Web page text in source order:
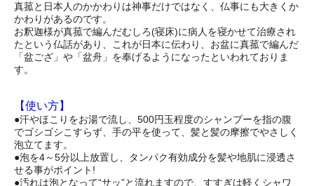
真菰と日本人のかかわりは神事だけではなく、仏事にも大きくか
かわりがあるのです。
お釈迦様が真菰で編んだむしろ(寝床)に病人を寝かせて治療され
たという仏話があり、これが日本に伝わり、お盆に真菰で編んだ
「盆ござ」や「盆舟」を奉げるようになったといわれておりま
す。
【使い方】
●汗やほこりをお湯で流し、500円玉程度のシャンプーを指の腹
でゴシゴシこすらず、手の平を使って、髪と髪の摩擦でやさしく
泡立てます。
●泡を4～5分以上放置し、タンパク有効成分を髪や地肌に浸透さ
せる事がポイント!
●汚れは泡となって“サッ”と流れますので、すすぎは軽くシャワ